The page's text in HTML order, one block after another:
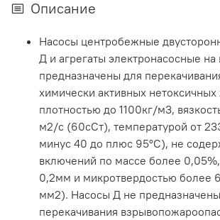
Описание
Насосы центробежные
Д и агрегаты электронасосные на
предназначены для
химически активных
плотностью до 1100кг/м3,
м2/с (60сСт), температурой от
минус 40 до плюс 95°С), не
включений по массе более
0,2мм и микротвердостью более
мм2). Насосы Д не
перекачивания